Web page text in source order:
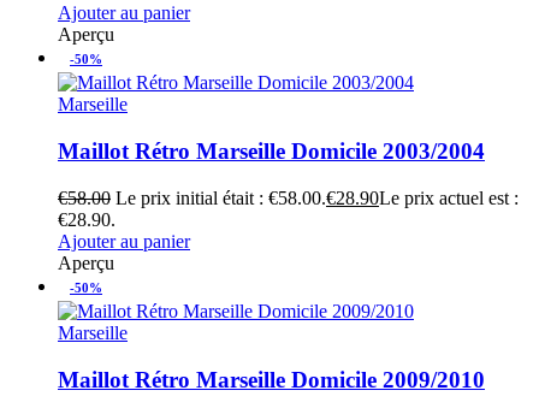
Ajouter au panier
Aperçu
-50%
Marseille
Maillot Rétro Marseille Domicile 2003/2004
€58.00 Le prix initial était : €58.00.€28.90Le prix actuel est :
€28.90.
Ajouter au panier
Aperçu
-50%
Marseille
Maillot Rétro Marseille Domicile 2009/2010